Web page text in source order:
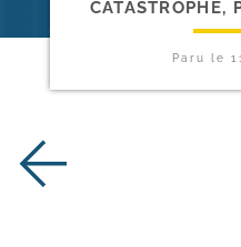
CATASTROPHE,
Paru le